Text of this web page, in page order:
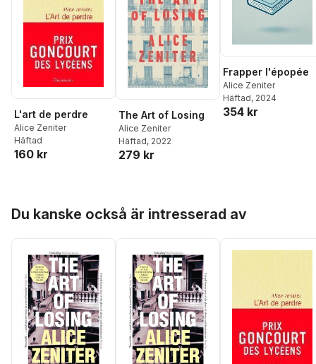
L'art de perdre
Alice Zeniter
Häftad
160 kr
The Art of Losing
Alice Zeniter
Häftad, 2022
279 kr
Frapper l'épopée
Alice Zeniter
Häftad, 2024
354 kr
Du kanske också är intresserad av